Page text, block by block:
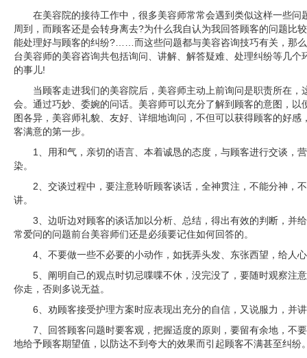
在美容院的接待工作中，很多美容师常常会遇到类似这样一些
周到，而顾客还是会转身离去?为什么我自认为我回答顾客的问题比
能处理好与顾客的纠纷?……而这些问题都与美容咨询技巧有关，那
台美容师的美容咨询共包括询问、讲解、解答疑难、处理纠纷等几
的事儿!
当顾客走进我们的美容院后，美容师主动上前询问是职责所在
会。通过巧妙、委婉的问话。美容师可以充分了解到顾客的意图，
图各异，美容师礼貌、友好、详细地询问，不但可以获得顾客的好
客满意的第一步。
1、用和气，亲切的语言、本着诚恳的态度，与顾客进行交谈，
染。
2、交谈过程中，要注意聆听顾客谈话，全神贯注，不能分神，
讲。
3、边听边对顾客的谈话加以分析、总结，得出有效的判断，并
常爱问的问题前台美容师们还是必须要记住如何回答的。
4、不要做一些不必要的小动作，如抚弄头发、东张西望，给人
5、阐明自己的观点时切忌喋喋不休，没完没了，要随时观察注
你走，否则多说无益。
6、劝顾客接受护理方案时应表现出充分的自信，又说服力，并
7、回答顾客问题时要客观，把握适度的原则，要留有余地，不
地给予顾客期望值，以防达不到夸大的效果而引起顾客不满甚至纠纷